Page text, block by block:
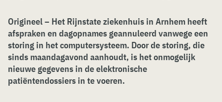
Origineel – Het Rijnstate ziekenhuis in Arnhem heeft
afspraken en dagopnames geannuleerd vanwege een
storing in het computersysteem. Door de storing, die
sinds maandagavond aanhoudt, is het onmogelijk
nieuwe gegevens in de elektronische
patiëntendossiers in te voeren.